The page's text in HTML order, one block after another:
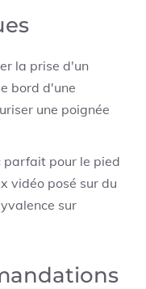
la prise d'un
bord d'une
une poignée
parfait pour le pied
vidéo posé sur du
sur